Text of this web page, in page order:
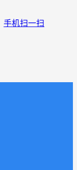
手机扫一扫